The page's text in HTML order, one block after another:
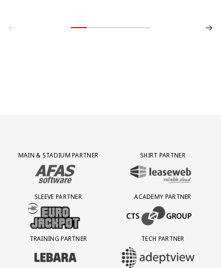
Partner Logos Grid
MAIN & STADIUM PARTNER
BEZOEK ONZE MAIN & STADIUM PARTNER AFAS SOFTWARE
SHIRT PARTNER
BEZOEK ONZE SHIRT PARTNER
SLEEVE PARTNER
BEZOEK ONZE SLEEVE PARTNER EUROJACKPOT
ACADEMY PARTNER
BEZOEK ONZE ACADEMY
TRAINING PARTNER
BEZOEK ONZE TRAINING PARTNER LEBARA
TECH PARTNER
BEZOEK ONZE TECH PARTNER